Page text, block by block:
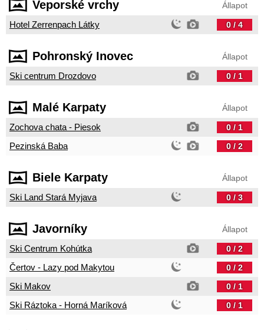
Veporské vrchy Állapot
Hotel Zerrenpach Látky 0 / 4
Pohronský Inovec Állapot
Ski centrum Drozdovo 0 / 1
Malé Karpaty Állapot
Zochova chata - Piesok 0 / 1
Pezinská Baba 0 / 2
Biele Karpaty Állapot
Ski Land Stará Myjava 0 / 3
Javorníky Állapot
Ski Centrum Kohútka 0 / 2
Čertov - Lazy pod Makytou 0 / 2
Ski Makov 0 / 1
Ski Ráztoka - Horná Maríková 0 / 1